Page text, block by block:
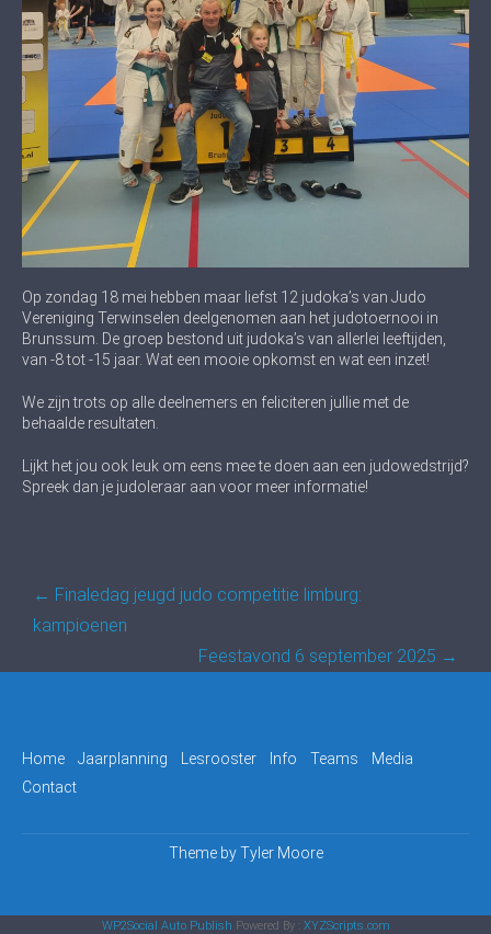
Op zondag 18 mei hebben maar liefst 12 judoka’s van Judo
Vereniging Terwinselen deelgenomen aan het judotoernooi in
Brunssum. De groep bestond uit judoka’s van allerlei leeftijden,
van -8 tot -15 jaar. Wat een mooie opkomst en wat een inzet!
We zijn trots op alle deelnemers en feliciteren jullie met de
behaalde resultaten.
Lijkt het jou ook leuk om eens mee te doen aan een judowedstrijd?
Spreek dan je judoleraar aan voor meer informatie!
Post
navigation
← Finaledag jeugd judo competitie limburg:
kampioenen
Feestavond 6 september 2025 →
Home Jaarplanning Lesrooster Info Teams
Media
Contact
Theme byTyler Moore
WP2Social Auto Publish Powered By : XYZScripts.com